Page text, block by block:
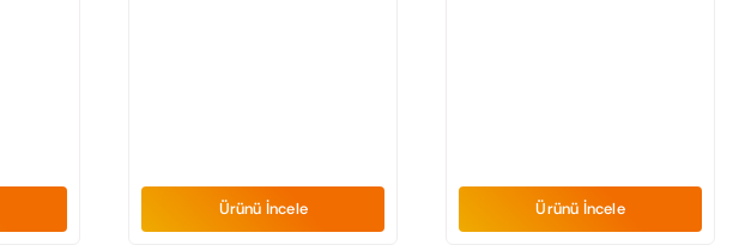
Ürünü İncele Ürünü İncele